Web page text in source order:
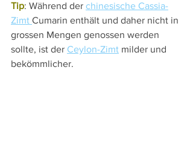
Tip: Während der chinesische Cassia-
Zimt Cumarin enthält und daher nicht in
grossen Mengen genossen werden
sollte, ist der Ceylon-Zimt milder und
bekömmlicher.